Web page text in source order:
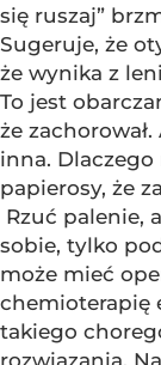
się ruszaj”
Sugeruje, że
że wynika z
To jest
że
inna.
papierosy, że
Rzuć palenie,
sobie, tylko
może mieć
chemioterapię
takiego
rozwiązania.